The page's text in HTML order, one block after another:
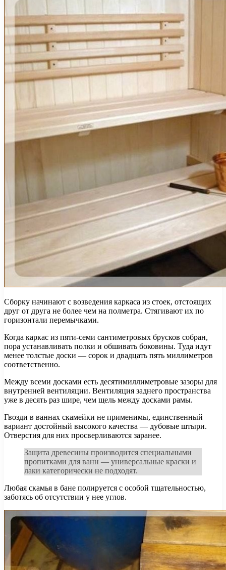
Сборку начинают с возведения каркаса из стоек, отстоящих
друг от друга не более чем на полметра. Стягивают их по
горизонтали перемычками.
Когда каркас из пяти-семи сантиметровых брусков собран,
пора устанавливать полки и обшивать боковины. Туда идут
менее толстые доски — сорок и двадцать пять миллиметров
соответственно.
Между всеми досками есть десятимиллиметровые зазоры для
внутренней вентиляции. Вентиляция заднего пространства
уже в десять раз шире, чем щель между досками рамы.
Гвозди в ваннах скамейки не применимы, единственный
вариант достойный высокого качества — дубовые штыри.
Отверстия для них просверливаются заранее.
Защита древесины производится специальными
пропитками для ванн — универсальные краски и
лаки категорически не подходят.
Любая скамья в бане полируется с особой тщательностью,
заботясь об отсутствии у нее углов.